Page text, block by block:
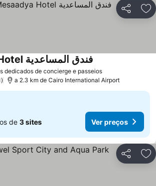
Partilhar
dedicados de concierge e passeios
El Mesaadya Hotel فندق المساعدية
a 2.3 km de Cairo International Airport
de 3 sites Ver preços
Partilhar